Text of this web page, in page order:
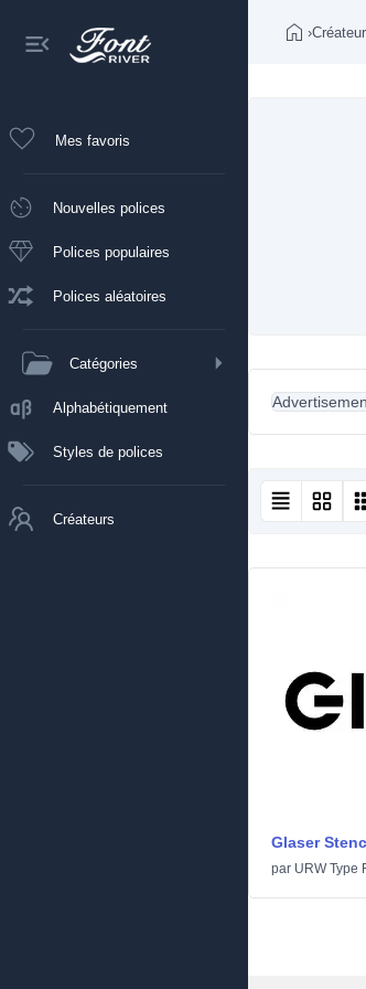
Mes favoris
Nouvelles polices
Polices populaires
Polices aléatoires
Catégories
Alphabétiquement
Styles de polices
Créateurs
›
Glaser
par URW Type